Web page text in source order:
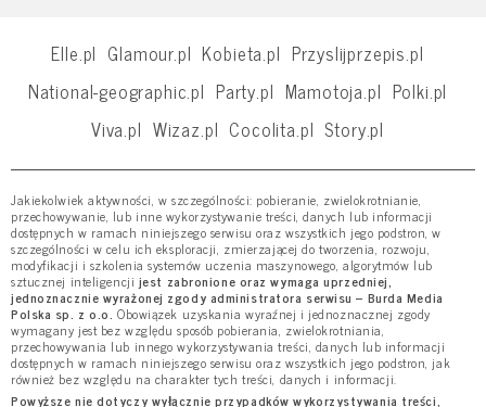
Elle.pl Glamour.pl Kobieta.pl Przyslijprzepis.pl
National-geographic.pl Party.pl Mamotoja.pl Polki.pl
Viva.pl Wizaz.pl Cocolita.pl Story.pl
Jakiekolwiek aktywności, w szczególności: pobieranie, zwielokrotnianie,
przechowywanie, lub inne wykorzystywanie treści, danych lub informacji
dostępnych w ramach niniejszego serwisu oraz wszystkich jego podstron, w
szczególności w celu ich eksploracji, zmierzającej do tworzenia, rozwoju,
modyfikacji i szkolenia systemów uczenia maszynowego, algorytmów lub
sztucznej inteligencji jest zabronione oraz wymaga uprzedniej,
jednoznacznie wyrażonej zgody administratora serwisu – Burda Media
Polska sp. z o.o. Obowiązek uzyskania wyraźnej i jednoznacznej zgody
wymagany jest bez względu sposób pobierania, zwielokrotniania,
przechowywania lub innego wykorzystywania treści, danych lub informacji
dostępnych w ramach niniejszego serwisu oraz wszystkich jego podstron, jak
również bez względu na charakter tych treści, danych i informacji.
Powyższe nie dotyczy wyłącznie przypadków wykorzystywania treści,